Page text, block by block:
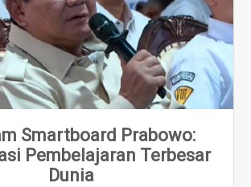
Smartboard Prabowo:
Pembelajaran Terbesar
Dunia